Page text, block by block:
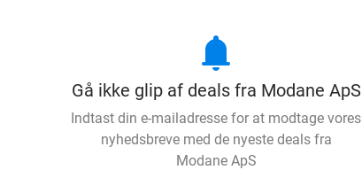
notifications
Gå ikke glip af deals fra Modane ApS
Indtast din e-mailadresse for at modtage vores
nyhedsbreve med de nyeste deals fra
Modane ApS